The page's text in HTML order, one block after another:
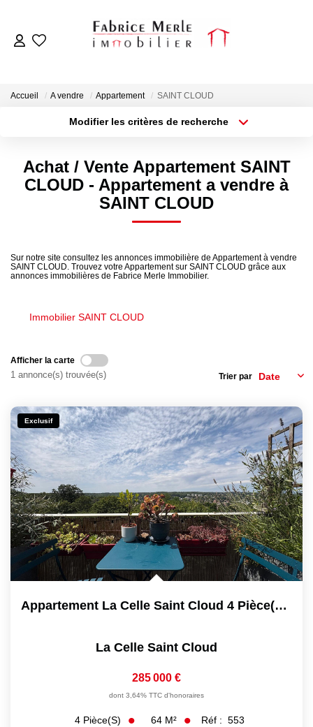
ESTIMATION
OUTILS
CONTACT
Accueil A vendre Appartement SAINT CLOUD
Modifier les critères de recherche
Surface min Budget max
Plus de critères Créer une alerte
Achat / Vente Appartement SAINT
CLOUD - Appartement a vendre à
SAINT CLOUD
Sur notre site consultez les annonces immobilière de Appartement à vendre
SAINT CLOUD. Trouvez votre Appartement sur SAINT CLOUD grâce aux
annonces immobilières de Fabrice Merle Immobilier.
Immobilier SAINT CLOUD
Afficher la carte
1 annonce(s) trouvée(s) Trier par
Exclusif
Appartement La Celle Saint Cloud 4 Pièce(s) 64 M2
La Celle Saint Cloud
285 000 €
dont 3,64% TTC d'honoraires
4 Pièce(s) 64 M² Réf : 553